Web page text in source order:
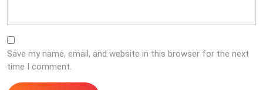
Save my name, email, and website in this browser for the next
time I comment.